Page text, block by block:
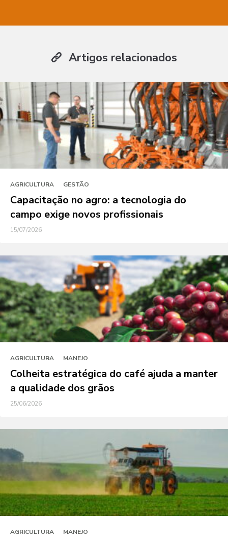
Artigos relacionados
AGRICULTURA GESTÃO
Capacitação no agro: a tecnologia do
campo exige novos profissionais
15/07/2026
AGRICULTURA MANEJO
Colheita estratégica do café ajuda a manter
a qualidade dos grãos
25/06/2026
AGRICULTURA MANEJO